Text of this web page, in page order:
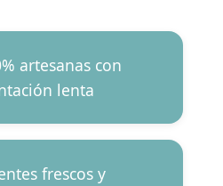
artesanas con
lenta
frescos y